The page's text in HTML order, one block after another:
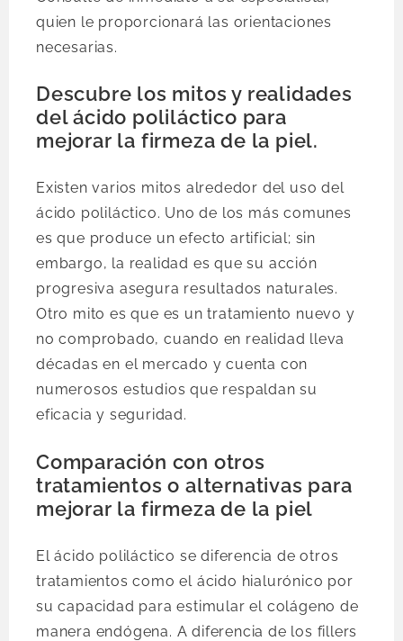
quien le proporcionará las orientaciones
necesarias.
Descubre los mitos y realidades
del ácido poliláctico para
mejorar la firmeza de la piel.
Existen varios mitos alrededor del uso del
ácido poliláctico. Uno de los más comunes
es que produce un efecto artificial; sin
embargo, la realidad es que su acción
progresiva asegura resultados naturales.
Otro mito es que es un tratamiento nuevo y
no comprobado, cuando en realidad lleva
décadas en el mercado y cuenta con
numerosos estudios que respaldan su
eficacia y seguridad.
Comparación con otros
tratamientos o alternativas para
mejorar la firmeza de la piel
El ácido poliláctico se diferencia de otros
tratamientos como el ácido hialurónico por
su capacidad para estimular el colágeno de
manera endógena. A diferencia de los fillers